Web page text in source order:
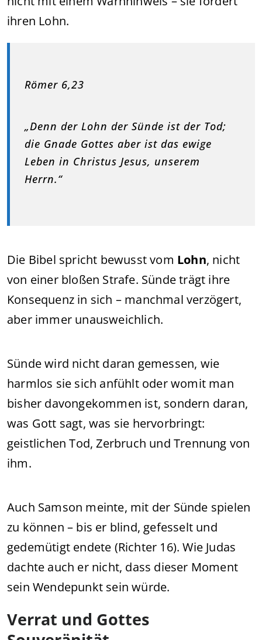
ihren Lohn.
Römer 6,23
„Denn der Lohn der Sünde ist der Tod;
die Gnade Gottes aber ist das ewige
Leben in Christus Jesus, unserem
Herrn.“
Die Bibel spricht bewusst vom Lohn, nicht
von einer bloßen Strafe. Sünde trägt ihre
Konsequenz in sich – manchmal verzögert,
aber immer unausweichlich.
Sünde wird nicht daran gemessen, wie
harmlos sie sich anfühlt oder womit man
bisher davongekommen ist, sondern daran,
was Gott sagt, was sie hervorbringt:
geistlichen Tod, Zerbruch und Trennung von
ihm.
Auch Samson meinte, mit der Sünde spielen
zu können – bis er blind, gefesselt und
gedemütigt endete (Richter 16). Wie Judas
dachte auch er nicht, dass dieser Moment
sein Wendepunkt sein würde.
Verrat und Gottes